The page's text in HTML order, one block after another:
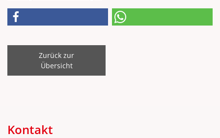
Zurück zur
Übersicht
Kontakt